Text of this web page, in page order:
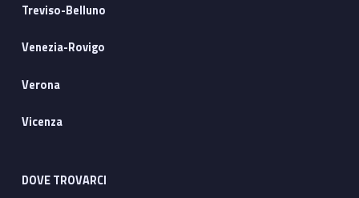
Treviso-Belluno
Venezia-Rovigo
Verona
Vicenza
DOVE TROVARCI